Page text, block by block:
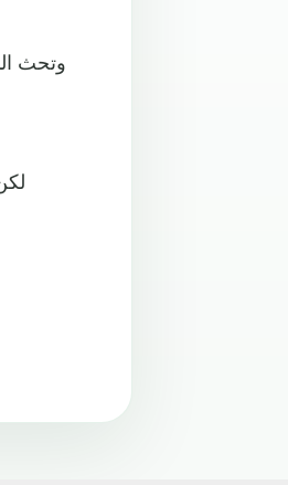
وتحث